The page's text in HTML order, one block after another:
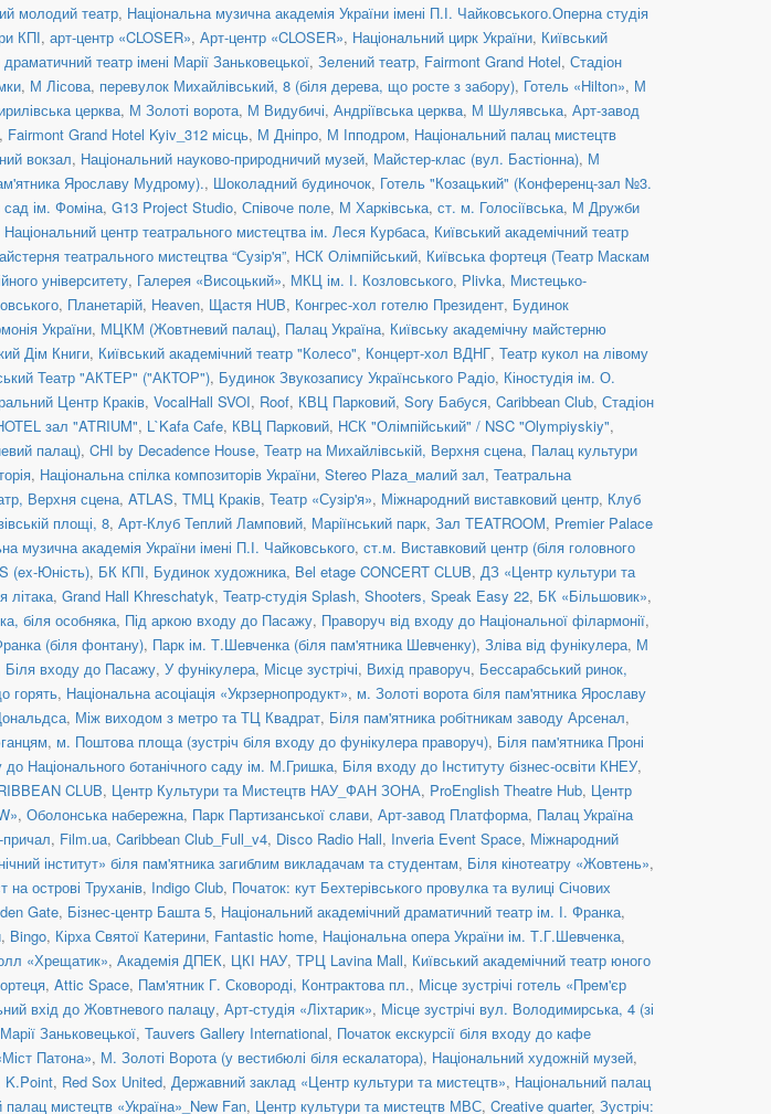
молодий театр, Національна музична академія України імені П.І. Чайковського.Оперна студія
КПІ, арт-центр «CLOSER», Арт-центр «CLOSER», Національний цирк України, Київський
театр імені Марії Заньковецької, Зелений театр, Fairmont Grand Hotel, Стадіон
, М Лісова, перевулок Михайлівський, 8 (біля дерева, що росте з забору), Готель «Hilton», М
церква, М Золоті ворота, М Видубичі, Андріївська церква, М Шулявська, Арт-завод
, Fairmont Grand Hotel Kyiv_312 місць, М Дніпро, М Іпподром, Національний палац мистецтв
вокзал, Національний науково-природничий музей, Майстер-клас (вул. Бастіонна), М
Ярославу Мудрому)., Шоколадний будиночок, Готель "Козацький" (Конференц-зал №3.
сад ім. Фоміна, G13 Project Studio, Співоче поле, М Харківська, ст. м. Голосіївська, М Дружби
Національний центр театрального мистецтва ім. Леся Курбаса, Київський академічний театр
театрального мистецтва “Сузір'я”, НСК Олімпійський, Київська фортеця (Театр Маскам
університету, Галерея «Висоцький», МКЦ ім. І. Козловського, Plivka, Мистецько-
, Планетарій, Heaven, Щастя HUB, Конгрес-хол готелю Президент, Будинок
України, МЦКМ (Жовтневий палац), Палац Україна, Київську академічну майстерню
Дім Книги, Київський академічний театр "Колесо", Концерт-хол ВДНГ, Театр кукол на лівому
Театр "АКТЕР" ("АКТОР"), Будинок Звукозапису Українського Радіо, Кіностудія ім. О.
Центр Краків, VocalHall SVOI, Roof, КВЦ Парковий, Sory Бабуся, Caribbean Club, Стадіон
зал "ATRIUM", L`Kafa Cafe, КВЦ Парковий, НСК "Олімпійський" / NSC "Olympiyskiy",
палац), CHI by Decadence House, Театр на Михайлівській, Верхня сцена, Палац культури
, Національна спілка композиторів України, Stereo Plaza_малий зал, Театральна
Верхня сцена, ATLAS, ТМЦ Краків, Театр «Сузір'я», Міжнародний виставковий центр, Клуб
площі, 8, Арт-Клуб Теплий Ламповий, Маріїнський парк, Зал TEATROOM, Premier Palace
музична академія України імені П.І. Чайковського, ст.м. Виставковий центр (біля головного
(ex-Юність), БК КПІ, Будинок художника, Bel etage CONCERT CLUB, ДЗ «Центр культури та
літака, Grand Hall Khreschatyk, Театр-студія Splash, Shooters, Speak Easy 22, БК «Більшовик»,
біля особняка, Під аркою входу до Пасажу, Праворуч від входу до Національної філармонії,
(біля фонтану), Парк ім. Т.Шевченка (біля пам'ятника Шевченку), Зліва від фунікулера, М
Біля входу до Пасажу, У фунікулера, Місце зустрічі, Вихід праворуч, Бессарабський ринок,
горять, Національна асоціація «Укрзернопродукт», м. Золоті ворота біля пам'ятника Ярославу
, Між виходом з метро та ТЦ Квадрат, Біля пам'ятника робітникам заводу Арсенал,
, м. Поштова площа (зустріч біля входу до фунікулера праворуч), Біля пам'ятника Проні
Національного ботанічного саду ім. М.Гришка, Біля входу до Інституту бізнес-освіти КНЕУ,
CLUB, Центр Культури та Мистецтв НАУ_ФАН ЗОНА, ProEnglish Theatre Hub, Центр
, Оболонська набережна, Парк Партизанської слави, Арт-завод Платформа, Палац Україна
, Film.ua, Caribbean Club_Full_v4, Disco Radio Hall, Inveria Event Space, Міжнародний
інститут» біля пам'ятника загиблим викладачам та студентам, Біля кінотеатру «Жовтень»,
на острові Труханів, Indigo Club, Початок: кут Бехтерівського провулка та вулиці Січових
Gate, Бізнес-центр Башта 5, Національний академічний драматичний театр ім. І. Франка,
, Bingo, Кірха Святої Катерини, Fantastic home, Національна опера України ім. Т.Г.Шевченка,
«Хрещатик», Академія ДПЕК, ЦКІ НАУ, ТРЦ Lavina Mall, Київський академічний театр юного
, Attic Space, Пам'ятник Г. Сковороді, Контрактова пл., Місце зустрічі готель «Прем'єр
вхід до Жовтневого палацу, Арт-студія «Ліхтарик», Місце зустрічі вул. Володимирська, 4 (зі
Заньковецької, Tauvers Gallery International, Початок екскурсії біля входу до кафе
Патона», М. Золоті Ворота (у вестибюлі біля ескалатора), Національний художній музей,
K.Point, Red Sox United, Державний заклад «Центр культури та мистецтв», Національний палац
палац мистецтв «Україна»_New Fan, Центр культури та мистецтв МВС, Creative quarter, Зустріч: